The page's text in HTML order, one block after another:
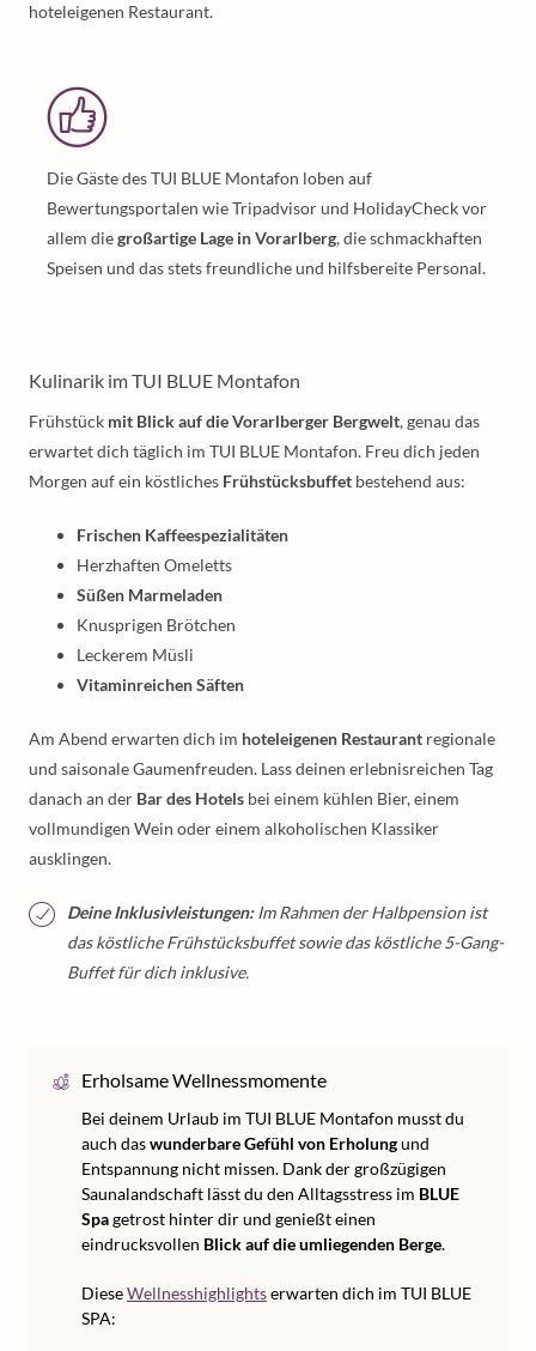
hoteleigenen Restaurant.
Die Gäste des TUI BLUE Montafon loben auf
Bewertungsportalen wie Tripadvisor und HolidayCheck vor
allem diegroßartige Lage in Vorarlberg, die schmackhaften
Speisen und das stets freundliche und hilfsbereite Personal.
Kulinarik im TUI BLUE Montafon
Frühstück mit Blick auf die Vorarlberger Bergwelt, genau das
erwartet dich täglich im TUI BLUE Montafon. Freu dich jeden
Morgen auf ein köstliches Frühstücksbuffet bestehend aus:
Frischen Kaffeespezialitäten
Herzhaften Omeletts
Süßen Marmeladen
Knusprigen Brötchen
Leckerem Müsli
Vitaminreichen Säften
Am Abend erwarten dich im hoteleigenen Restaurant regionale
und saisonale Gaumenfreuden. Lass deinen erlebnisreichen Tag
danach an der Bar des Hotels bei einem kühlen Bier, einem
vollmundigen Wein oder einem alkoholischen Klassiker
ausklingen.
Deine Inklusivleistungen:Im Rahmen der Halbpension ist
das köstliche Frühstücksbuffet sowie das köstliche 5-Gang-
Buffet für dich inklusive.
Erholsame Wellnessmomente
Bei deinem Urlaub im TUI BLUE Montafon musst du
auch daswunderbare Gefühl von Erholungund
Entspannung nicht missen. Dank der großzügigen
Saunalandschaft lässt du den Alltagsstress im BLUE
Spagetrost hinter dir und genießt einen
eindrucksvollen Blick auf die umliegenden Berge.
DieseWellnesshighlightserwarten dich im TUI BLUE
SPA: